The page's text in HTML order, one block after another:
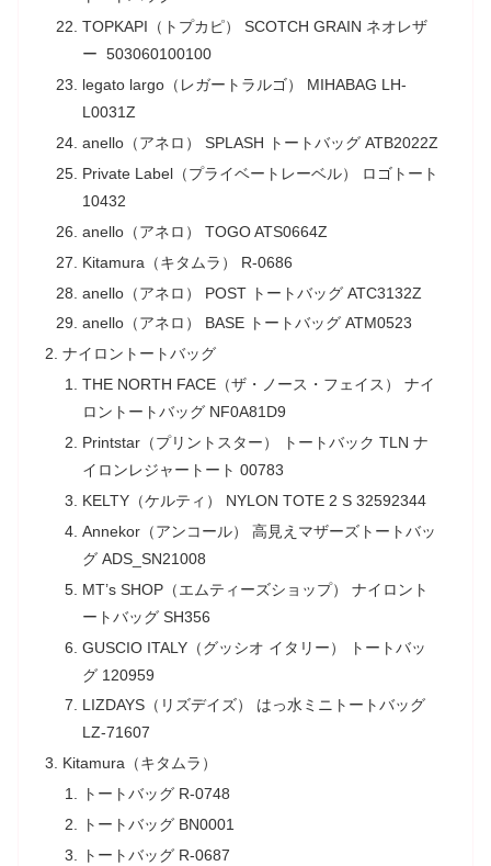
TOPKAPI（トプカピ） SCOTCH GRAIN ネオレザ
ー 503060100100
legato largo（レガートラルゴ） MIHABAG LH-
L0031Z
anello（アネロ） SPLASH トートバッグ ATB2022Z
Private Label（プライベートレーベル） ロゴトート
10432
anello（アネロ） TOGO ATS0664Z
Kitamura（キタムラ） R-0686
anello（アネロ） POST トートバッグ ATC3132Z
anello（アネロ） BASE トートバッグ ATM0523
ナイロントートバッグ
THE NORTH FACE（ザ・ノース・フェイス） ナイ
ロントートバッグ NF0A81D9
Printstar（プリントスター） トートバック TLN ナ
イロンレジャートート 00783
KELTY（ケルティ） NYLON TOTE 2 S 32592344
Annekor（アンコール） 高見えマザーズトートバッ
グ ADS_SN21008
MT’s SHOP（エムティーズショップ） ナイロント
ートバッグ SH356
GUSCIO ITALY（グッシオ イタリー） トートバッ
グ 120959
LIZDAYS（リズデイズ） はっ水ミニトートバッグ
LZ-71607
Kitamura（キタムラ）
トートバッグ R-0748
トートバッグ BN0001
トートバッグ R-0687